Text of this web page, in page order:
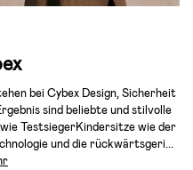
bei Cybex Design, Sicherheit
sind beliebte und stilvolle
TestsiegerKindersitze wie der
und die rückwärtsgeri...